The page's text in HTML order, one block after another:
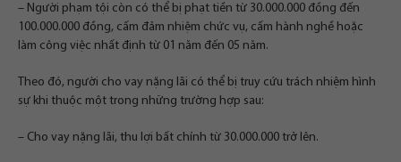
– Người phạm tội còn có thể bị phạt tiền từ 30.000.000 đồng đến
100.000.000 đồng, cấm đảm nhiệm chức vụ, cấm hành nghề hoặc
làm công việc nhất định từ 01 năm đến 05 năm.
Theo đó, người cho vay nặng lãi có thể bị truy cứu trách nhiệm hình
sự khi thuộc một trong những trường hợp sau:
– Cho vay nặng lãi, thu lợi bất chính từ 30.000.000 trở lên.